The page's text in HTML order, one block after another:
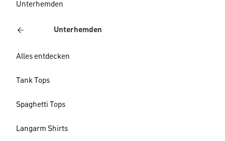
Unterhemden
Unterhemden
Alles entdecken
Tank Tops
Spaghetti Tops
Langarm Shirts